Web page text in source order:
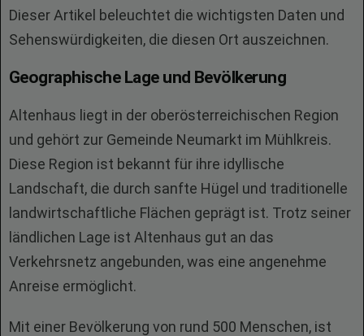
Dieser Artikel beleuchtet die wichtigsten Daten und
Sehenswürdigkeiten, die diesen Ort auszeichnen.
Geographische Lage und Bevölkerung
Altenhaus liegt in der oberösterreichischen Region
und gehört zur Gemeinde Neumarkt im Mühlkreis.
Diese Region ist bekannt für ihre idyllische
Landschaft, die durch sanfte Hügel und traditionelle
landwirtschaftliche Flächen geprägt ist. Trotz seiner
ländlichen Lage ist Altenhaus gut an das
Verkehrsnetz angebunden, was eine angenehme
Anreise ermöglicht.
Mit einer Bevölkerung von rund 500 Menschen, ist